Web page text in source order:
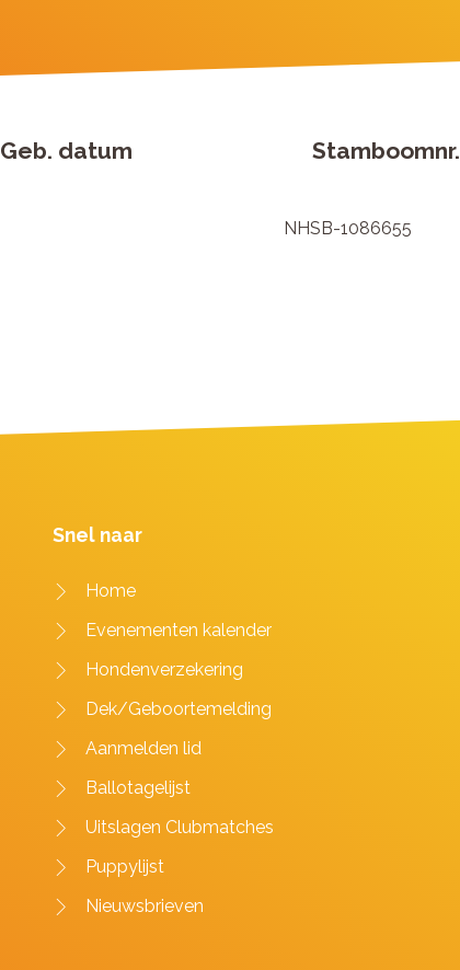
Geb. datum Stamboomnr.
NHSB-1086655
Snel naar
Home
Evenementen kalender
Hondenverzekering
Dek/Geboortemelding
Aanmelden lid
Ballotagelijst
Uitslagen Clubmatches
Puppylijst
Nieuwsbrieven